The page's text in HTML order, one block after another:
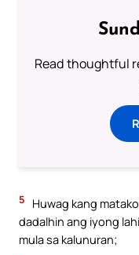
Read thoughtful
5
Huwag kang
dadalhin ang iyong
mula sa kalunuran;